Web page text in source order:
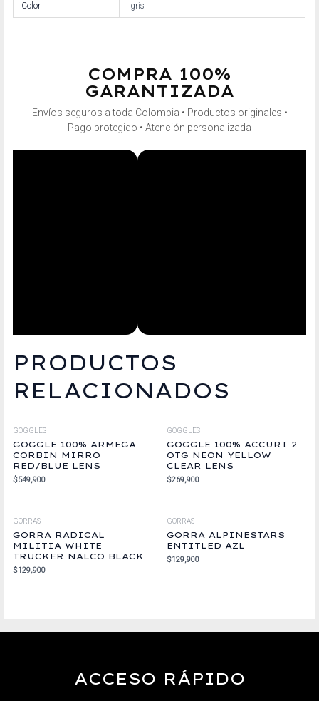
Color gris
COMPRA 100%
GARANTIZADA
Envíos seguros a toda Colombia • Productos originales •
Pago protegido • Atención personalizada
PRODUCTOS
RELACIONADOS
GOGGLES
GOGGLE 100% ARMEGA
CORBIN MIRRO
RED/BLUE LENS
$549,900
GOGGLES
GOGGLE 100% ACCURI 2
OTG NEON YELLOW
CLEAR LENS
$269,900
GORRAS
GORRA RADICAL
MILITIA WHITE
TRUCKER NALCO BLACK
$129,900
GORRAS
GORRA ALPINESTARS
ENTITLED AZL
$129,900
ACCESO RÁPIDO